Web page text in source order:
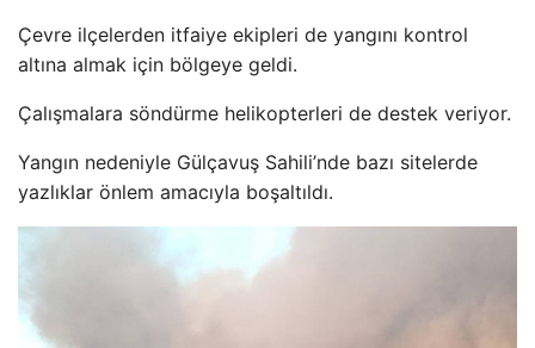
Çevre ilçelerden itfaiye ekipleri de yangını kontrol
altına almak için bölgeye geldi.
Çalışmalara söndürme helikopterleri de destek veriyor.
Yangın nedeniyle Gülçavuş Sahili’nde bazı sitelerde
yazlıklar önlem amacıyla boşaltıldı.